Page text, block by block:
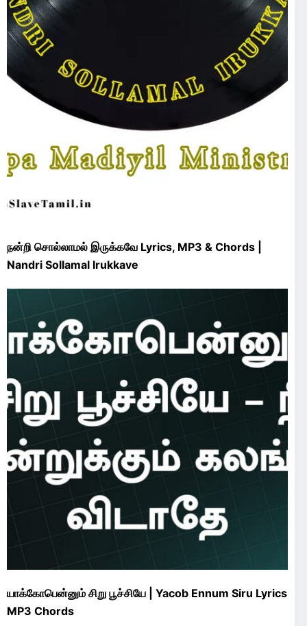
நன்றி சொல்லாமல் இருக்கவே Lyrics, MP3 & Chords |
Nandri Sollamal Irukkave
யாக்கோபென்னும் சிறு பூச்சியே | Yacob Ennum Siru Lyrics
MP3 Chords